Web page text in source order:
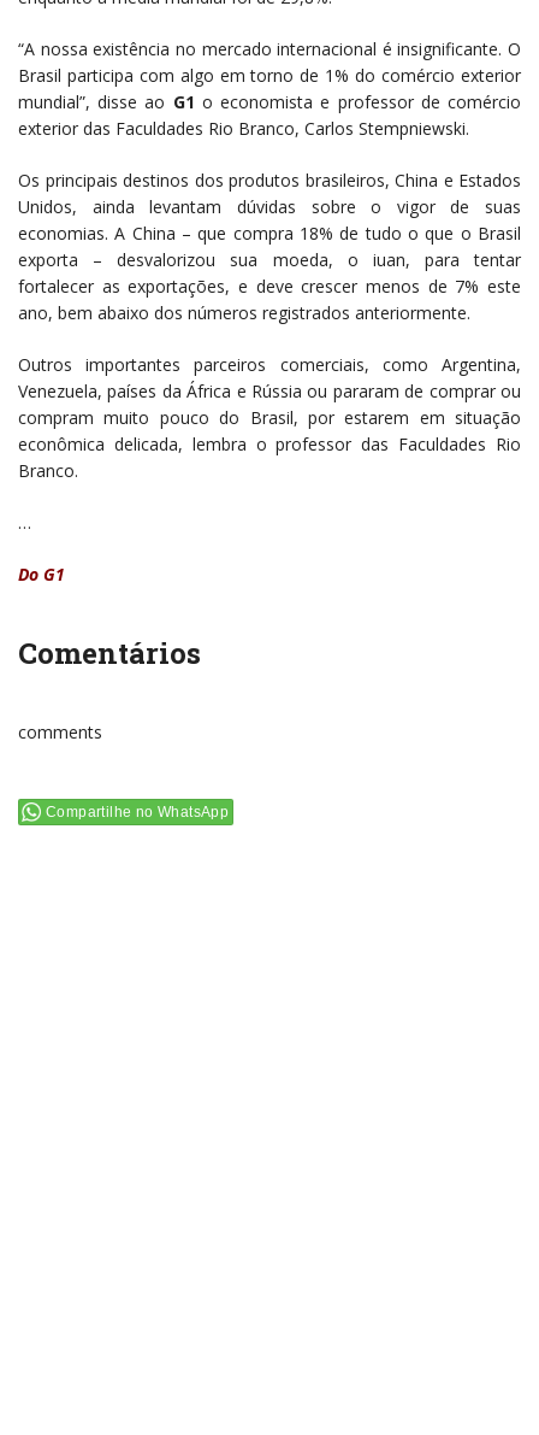
“A nossa existência no mercado internacional é insignificante. O
Brasil participa com algo em torno de 1% do comércio exterior
mundial”, disse ao G1 o economista e professor de comércio
exterior das Faculdades Rio Branco, Carlos Stempniewski.
Os principais destinos dos produtos brasileiros, China e Estados
Unidos, ainda levantam dúvidas sobre o vigor de suas
economias. A China – que compra 18% de tudo o que o Brasil
exporta – desvalorizou sua moeda, o iuan, para tentar
fortalecer as exportações, e deve crescer menos de 7% este
ano, bem abaixo dos números registrados anteriormente.
Outros importantes parceiros comerciais, como Argentina,
Venezuela, países da África e Rússia ou pararam de comprar ou
compram muito pouco do Brasil, por estarem em situação
econômica delicada, lembra o professor das Faculdades Rio
Branco.
…
Do G1
Comentários
comments
Compartilhe no WhatsApp